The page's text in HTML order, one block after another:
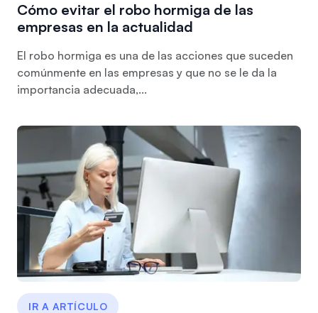
Cómo evitar el robo hormiga de las
empresas en la actualidad
El robo hormiga es una de las acciones que suceden
comúnmente en las empresas y que no se le da la
importancia adecuada,...
IR A ARTÍCULO